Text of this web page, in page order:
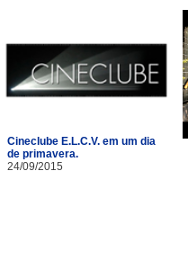
Cineclube E.L.C.V. em um dia
de primavera.
24/09/2015